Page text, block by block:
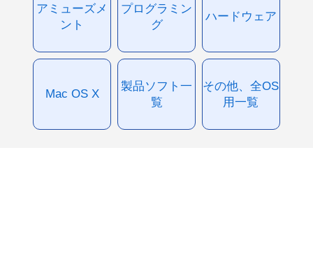
アミューズメ
ント
プログラミン
グ
ハードウェア
Mac OS X
製品ソフト一
覧
その他、全OS
用一覧